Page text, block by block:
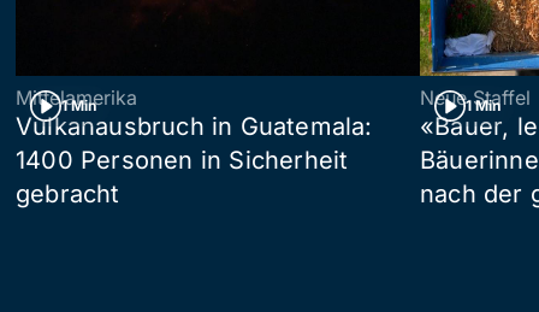
1 Min
Mittelamerika
Vulkanausbruch in Guatemala:
1400 Personen in Sicherheit
gebracht
1 Min
Neue Staffel
«Bauer,
nach der